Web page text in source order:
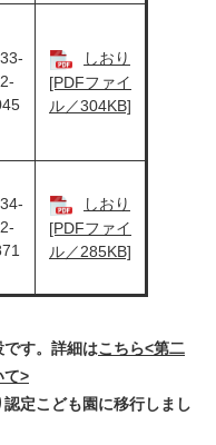
しおり
[PDFファイ
ル／304KB]
しおり
[PDFファイ
ル／285KB]
す。詳細はこちら<第二
て>
定こども園に移行しまし